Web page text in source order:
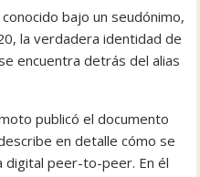
bajo un seudónimo,
la verdadera identidad de
encuentra detrás del alias
publicó el documento
en detalle cómo se
digital peer-to-peer. En él